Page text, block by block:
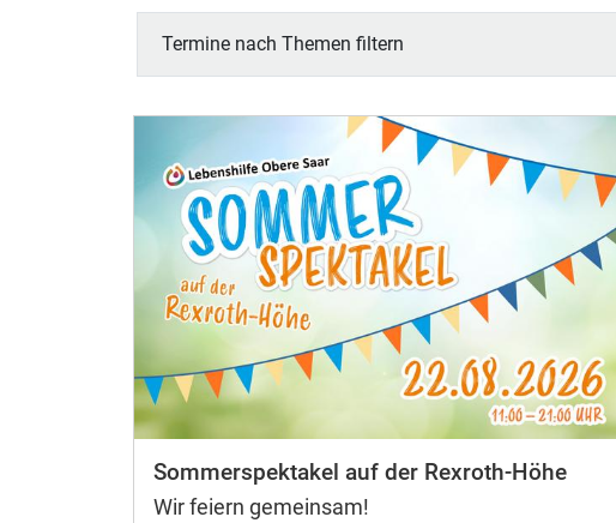
Termine nach Themen filtern
Sommerspektakel auf der Rexroth-Höhe
Wir feiern gemeinsam!